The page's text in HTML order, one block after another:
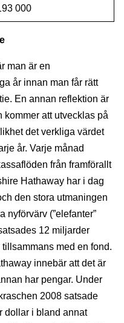
000
man är en
år innan man får rätt
En annan reflektion är
kommer att utvecklas på
det verkliga värdet
år. Varje månad
från framförallt
Hathaway har i dag
den stora utmaningen
nyförvärv (”elefanter”
12 miljarder
med en fond.
innebär att det är
har pengar. Under
2008 satsade
dollar i bland annat